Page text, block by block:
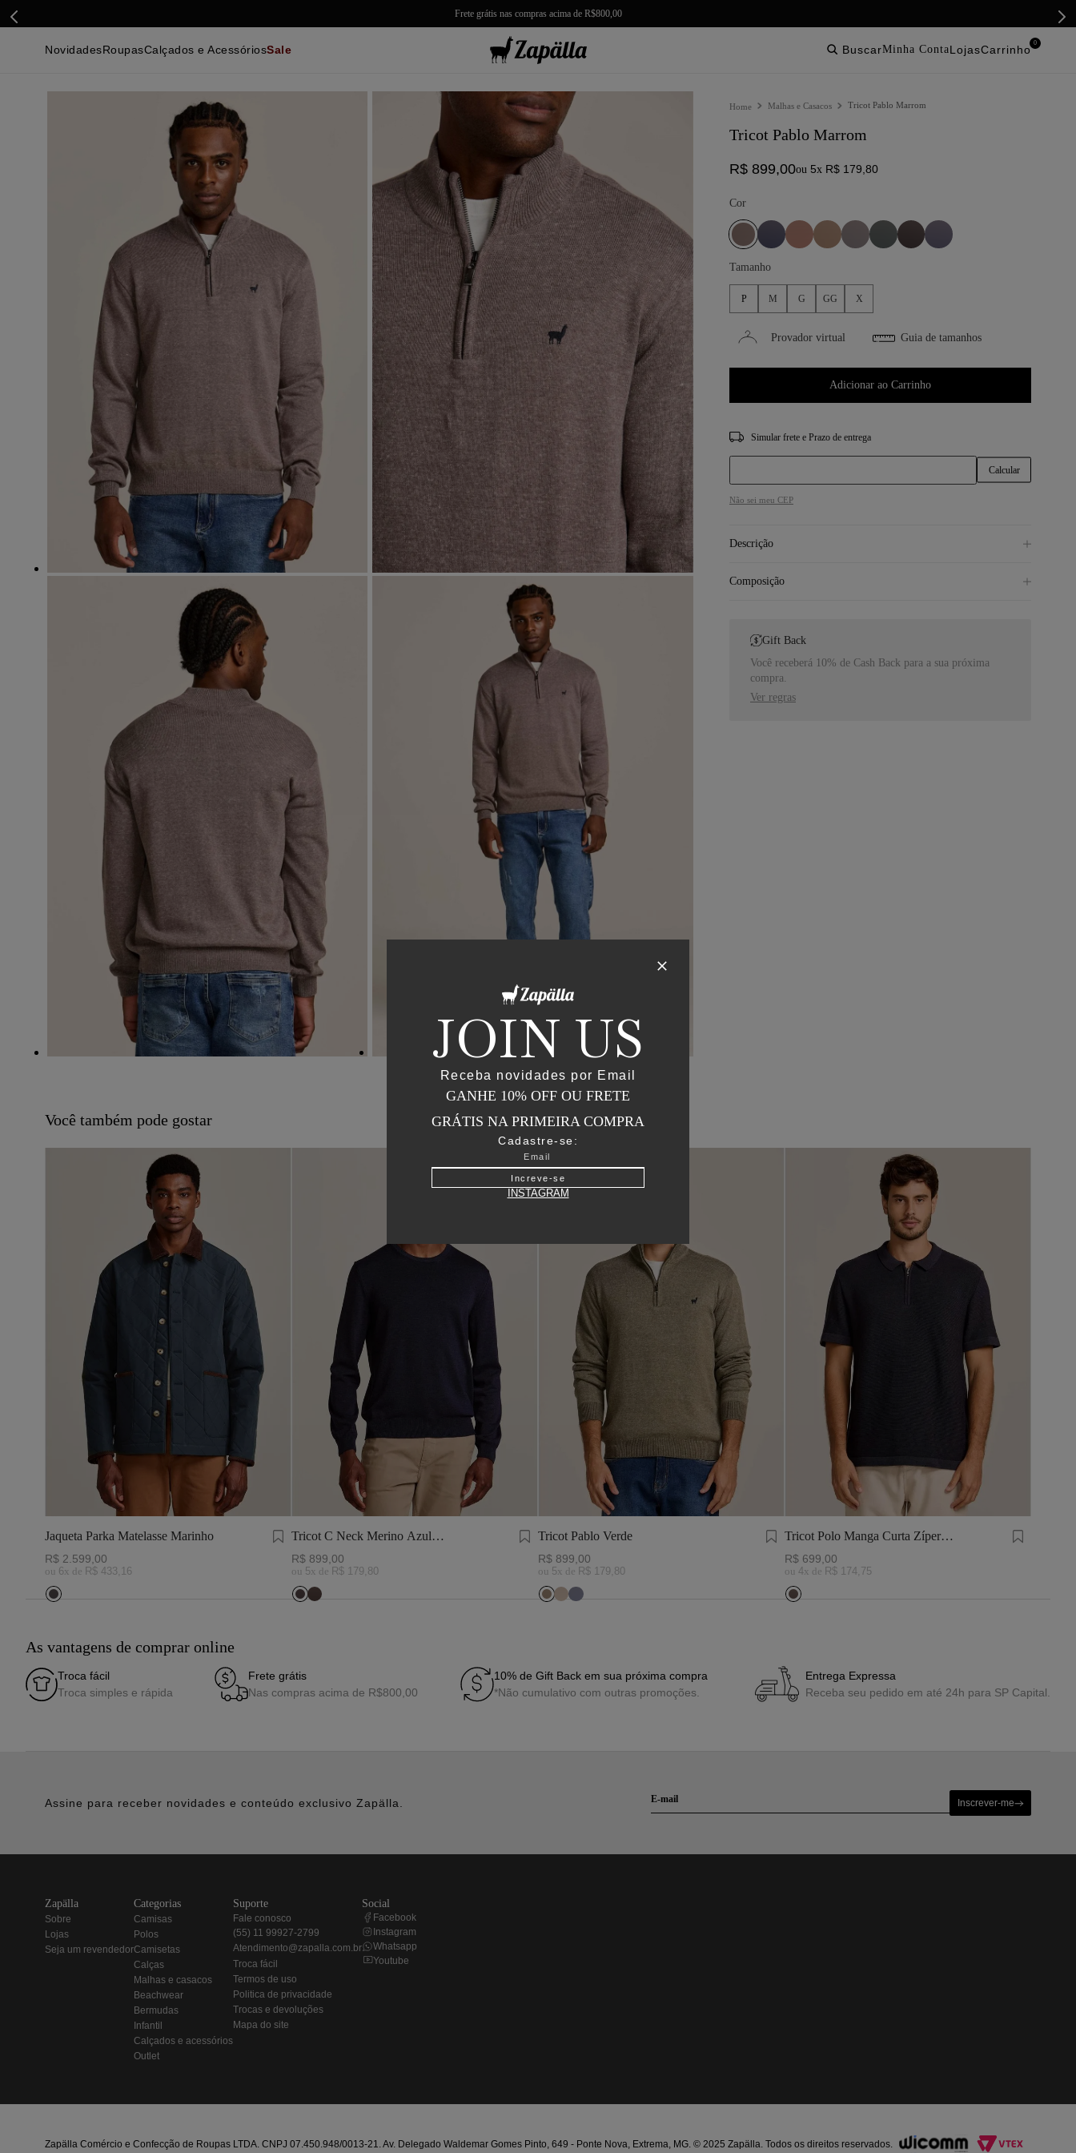
Frete grátis nas compras acima de R$800,00
Novidades Roupas
Malhas e Casacos
Camisetas
Bermudas
Beachwear
Calçados e Acessórios
Acessórios
Ver Tudo
Sale
Calçados e Acessórios
buscar lojas
0
Malhas e Casacos Tricot Pablo Marrom
Tricot Pablo Marrom
R$ 899,00ou 5x R$ 179 80
Cor
Tamanho
P M G GG X
Provador virtual Guia de tamanhos
Adicionar ao Carrinho
CEP
Não sei meu CEP
Descrição
Composição
Gift Back
Você receberá 10% de Cash Back para a sua próxima
compra.
Ver regras
Você também pode gostar
Jaqueta Parka Matelasse Marinho
R$ 2 599 00
ou 6x de R$ 433 , 16
Tricot C Neck Merino Azul
R$ 899 00
ou 5x de R$ 179, 80
Tricot Pablo Verde
R$ 899 00
ou 5x de R$ 179, 80
Tricot Polo Manga Curta Zíper
R$ 699 00
ou 4x de R$ 174, 75
As vantagens de comprar online
Troca fácil
Troca simples e rápida
Frete grátis
Nas compras acima de R$800,00
10% de Gift Back em sua próxima compra
*Não cumulativo com outras promoções.
Entrega Expressa
Receba seu pedido em até 24h para SP Capital.
Assine para receber novidades e conteúdo exclusivo Zapälla. Inscrever-me
zapälla
sobre
lojas
seja um revendedor
categorias
camisas
polos
camisetas
calças
malhas e casacos
beachwear
bermudas
infantil
calçados e acessórios
outlet
suporte
fale conosco
(55) 11 99927-2799
atendimento@zapalla.com.br
troca fácil
termos de uso
politica de privacidade
trocas e devoluções
mapa do site
social
Facebook
Instagram
Whatsapp
Youtube
Zapälla Comércio e Confecção de Roupas LTDA. CNPJ 07.450.948/0013-21. Av. Delegado Waldemar Gomes Pinto, 649 - Ponte Nova, Extrema, MG. © 2025 Zapälla. Todos os direitos reservados.
JOIN US
Receba novidades por Email
GANHE 10% OFF OU FRETE
GRÁTIS NA PRIMEIRA COMPRA
Cadastre-se:
Increve-se
INSTAGRAM